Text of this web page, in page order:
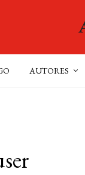
AUTORES